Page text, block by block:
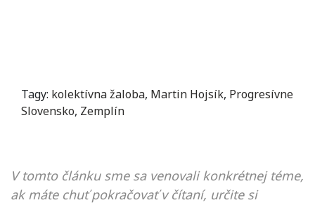
Tagy: kolektívna žaloba, Martin Hojsík, Progresívne
Slovensko, Zemplín
V tomto článku sme sa venovali konkrétnej téme,
ak máte chuť pokračovať v čítaní, určite si